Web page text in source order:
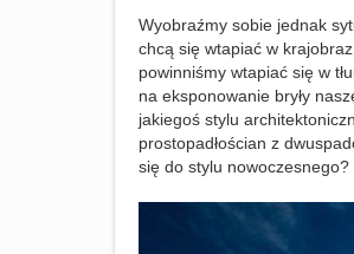
Wyobraźmy sobie jednak
chcą się wtapiać w
powinniśmy wtapiać się w
na eksponowanie bryły
jakiegoś stylu
prostopadłościan z
się do stylu nowoczesnego?